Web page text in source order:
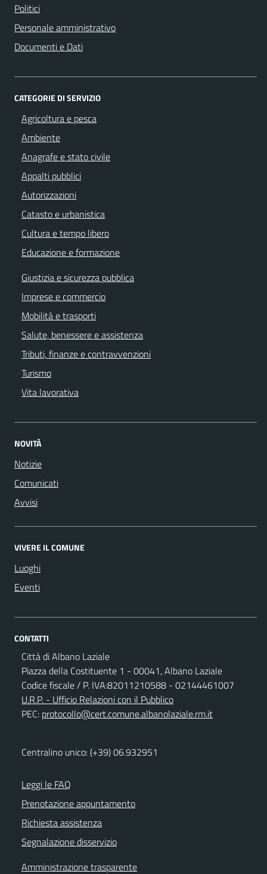
Politici
Personale amministrativo
Documenti e Dati
CATEGORIE DI SERVIZIO
Agricoltura e pesca
Ambiente
Anagrafe e stato civile
Appalti pubblici
Autorizzazioni
Catasto e urbanistica
Cultura e tempo libero
Educazione e formazione
Giustizia e sicurezza pubblica
Imprese e commercio
Mobilità e trasporti
Salute, benessere e assistenza
Tributi, finanze e contravvenzioni
Turismo
Vita lavorativa
NOVITÀ
Notizie
Comunicati
Avvisi
VIVERE IL COMUNE
Luoghi
Eventi
CONTATTI
Città di Albano Laziale
Piazza della Costituente 1 - 00041, Albano Laziale
Codice fiscale / P. IVA:82011210588 - 02144461007
U.R.P. - Ufficio Relazioni con il Pubblico
PEC: protocollo@cert.comune.albanolaziale.rm.it
Centralino unico: (+39) 06.932951
Leggi le FAQ
Prenotazione appuntamento
Richiesta assistenza
Segnalazione disservizio
Amministrazione trasparente